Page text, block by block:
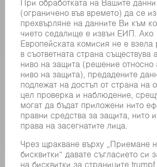
ЛАЗЕР
СИЛОВА ЕЛЕКТРОНИКА
ЕЛЕКТРИЧЕСКИ ИНСТРУМЕНТИ
SMART FACTORY
СОФТУЕР
УСЛУГИ
ПРИЛОЖЕНИЯ
ОТРАСЛИ
КОМПАНИЯТА
КАРИЕРИ
СВОБОДНИ ПОЗИЦИИ
ПРОФИЛ НА КОМПАНИЯТА
УПРАВИТЕЛЕН СЪВЕТ
ГОДИШЕН ДОКЛАД
БИЗНЕС ПРИНЦИПИ
СЪОТВЕТСТВИЕ